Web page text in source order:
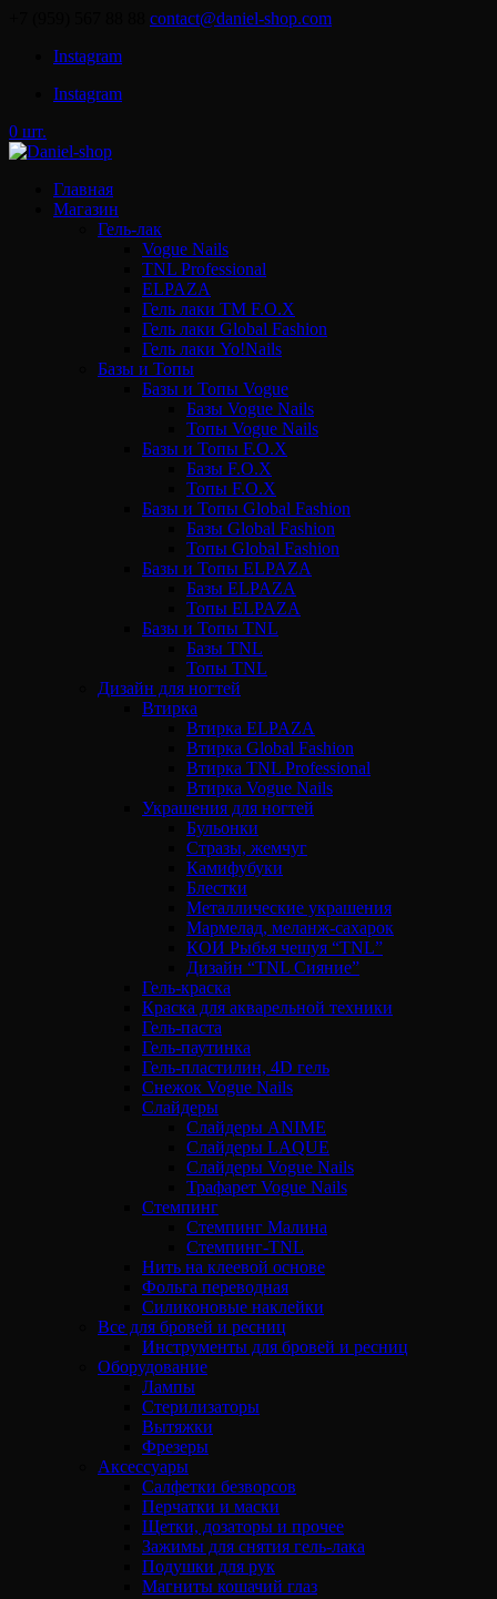
contact@daniel-shop.com
Instagram
Instagram
0 шт.
Главная
Магазин
Гель-лак
Vogue Nails
TNL Professional
ELPAZA
Гель лаки ТМ F.O.X
Гель лаки Global Fashion
Гель лаки Yo!Nails
Базы и Топы
Базы и Топы Vogue
Базы Vogue Nails
Топы Vogue Nails
Базы и Топы F.O.X
Базы F.O.X
Топы F.O.X
Базы и Топы Global Fashion
Базы Global Fashion
Топы Global Fashion
Базы и Топы ELPAZA
Базы ELPAZA
Топы ELPAZA
Базы и Топы TNL
Базы TNL
Топы TNL
Дизайн для ногтей
Втирка
Втирка ELPAZA
Втирка Global Fashion
Втирка TNL Professional
Втирка Vogue Nails
Украшения для ногтей
Бульонки
Стразы, жемчуг
Камифубуки
Блестки
Металлические украшения
Мармелад, меланж-сахарок
КОИ Рыбья чешуя “TNL”
Дизайн “TNL Сияние”
Гель-краска
Краска для акварельной техники
Гель-паста
Гель-паутинка
Гель-пластилин, 4D гель
Снежок Vogue Nails
Слайдеры
Слайдеры ANIME
Слайдеры LAQUE
Слайдеры Vogue Nails
Трафарет Vogue Nails
Стемпинг
Стемпинг Малина
Стемпинг-TNL
Нить на клеевой основе
Фольга переводная
Силиконовые наклейки
Все для бровей и ресниц
Инструменты для бровей и ресниц
Оборудование
Лампы
Стерилизаторы
Вытяжки
Фрезеры
Аксессуары
Салфетки безворсов
Перчатки и маски
Щетки, дозаторы и прочее
Зажимы для снятия гель-лака
Подушки для рук
Магниты кошачий глаз